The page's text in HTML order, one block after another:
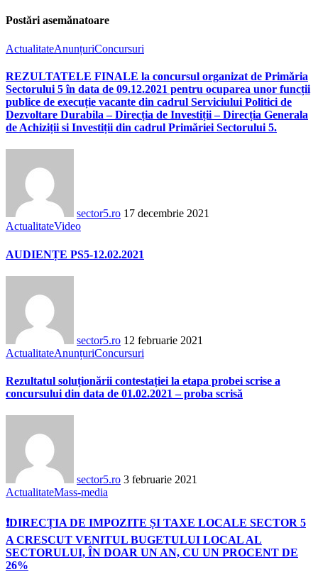
Postări asemănatoare
ActualitateAnunțuriConcursuri
REZULTATELE FINALE la concursul organizat de Primăria
Sectorului 5 în data de 09.12.2021 pentru ocuparea unor funcții
publice de execuție vacante din cadrul Serviciului Politici de
Dezvoltare Durabila – Direcția de Investiții – Direcția Generala
de Achiziții si Investiții din cadrul Primăriei Sectorului 5.
sector5.ro 17 decembrie 2021
ActualitateVideo
AUDIENȚE PS5-12.02.2021
sector5.ro 12 februarie 2021
ActualitateAnunțuriConcursuri
Rezultatul soluționării contestației la etapa probei scrise a
concursului din data de 01.02.2021 – proba scrisă
sector5.ro 3 februarie 2021
ActualitateMass-media
❗DIRECȚIA DE IMPOZITE ȘI TAXE LOCALE SECTOR 5
A CRESCUT VENITUL BUGETULUI LOCAL AL
SECTORULUI, ÎN DOAR UN AN, CU UN PROCENT DE
26%